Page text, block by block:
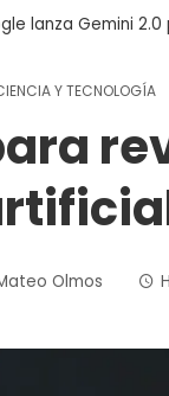
lanza Gemini
Y TECNOLOGÍA
Olmos